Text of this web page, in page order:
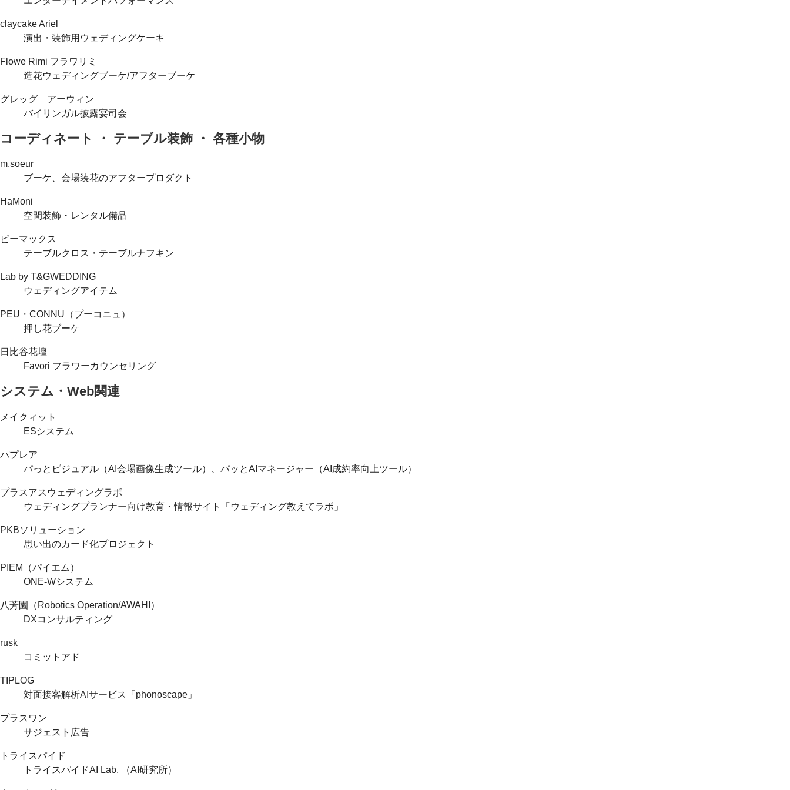
claycake Ariel
演出・装飾用ウェディングケーキ
Flowe Rimi フラワリミ
造花ウェディングブーケ/アフターブーケ
グレッグ アーウィン
バイリンガル披露宴司会
コーディネート ・ テーブル装飾 ・ 各種小物
m.soeur
ブーケ、会場装花のアフタープロダクト
HaMoni
空間装飾・レンタル備品
ビーマックス
テーブルクロス・テーブルナフキン
Lab by T&GWEDDING
ウェディングアイテム
PEU・CONNU（プーコニュ）
押し花ブーケ
日比谷花壇
Favori フラワーカウンセリング
システム・Web関連
メイクィット
ESシステム
パプレア
パっとビジュアル（AI会場画像生成ツール）、パッとAIマネージャー（AI成約率向上ツール）
プラスアスウェディングラボ
ウェディングプランナー向け教育・情報サイト「ウェディング教えてラボ」
PKBソリューション
思い出のカード化プロジェクト
PIEM（パイエム）
ONE-Wシステム
八芳園（Robotics Operation/AWAHI）
DXコンサルティング
rusk
コミットアド
TIPLOG
対面接客解析AIサービス「phonoscape」
プラスワン
サジェスト広告
トライスパイド
トライスパイドAI Lab. （AI研究所）